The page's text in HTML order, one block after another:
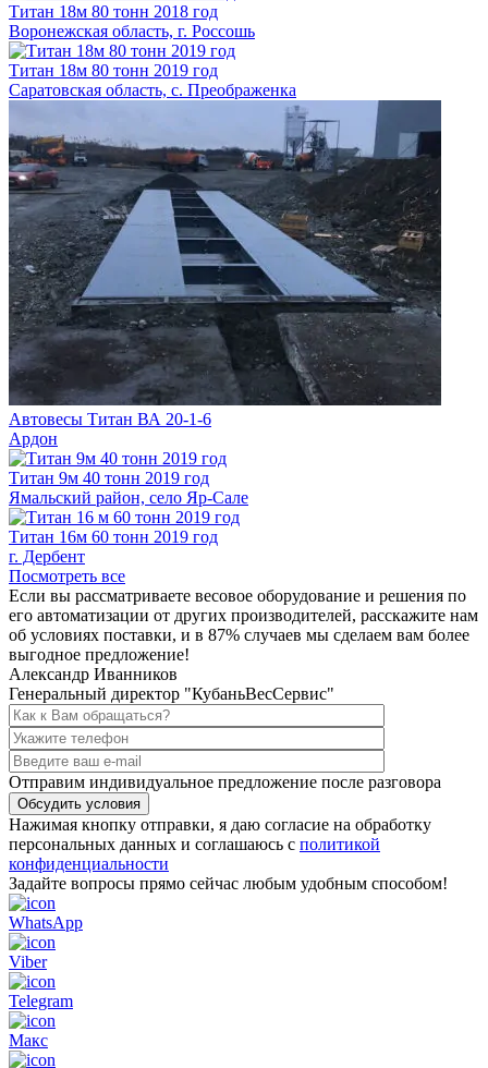
Титан 18м 80 тонн 2018 год
Воронежская область, г. Россошь
Титан 18м 80 тонн 2019 год
Саратовская область, с. Преображенка
Автовесы Титан ВА 20-1-6
Ардон
Титан 9м 40 тонн 2019 год
Ямальский район, село Яр-Сале
Титан 16м 60 тонн 2019 год
г. Дербент
Посмотреть все
Если вы рассматриваете весовое оборудование и решения по
его автоматизации от других производителей, расскажите нам
об условиях поставки, и в 87% случаев мы сделаем вам более
выгодное предложение!
Александр Иванников
Генеральный директор "КубаньВесСервис"
Отправим индивидуальное предложение после разговора
Обсудить условия
Нажимая кнопку отправки, я даю согласие на обработку
персональных данных и соглашаюсь с политикой
конфиденциальности
Задайте вопросы прямо сейчас любым удобным способом!
WhatsApp
Viber
Telegram
Макс